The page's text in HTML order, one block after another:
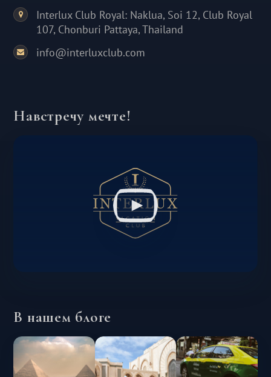
Interlux Club Royal: Naklua, Soi 12, Club Royal
107, Chonburi Pattaya, Thailand
info@interluxclub.com
Навстречу мечте!
В нашем блоге